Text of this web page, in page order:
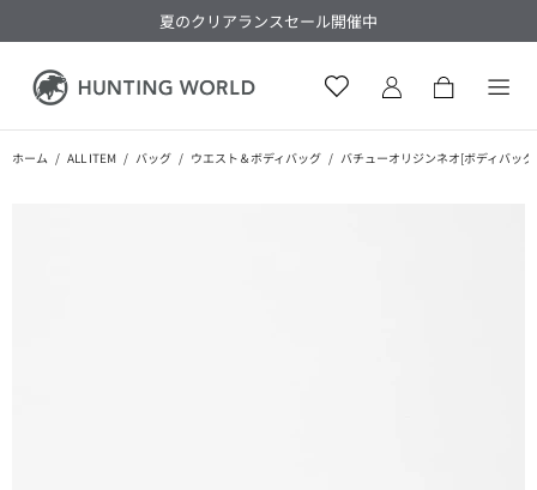
夏のクリアランスセール開催中
ホーム ALL ITEM バッグ ウエスト＆ボディバッグ バチューオリジンネオ[ボディバッ